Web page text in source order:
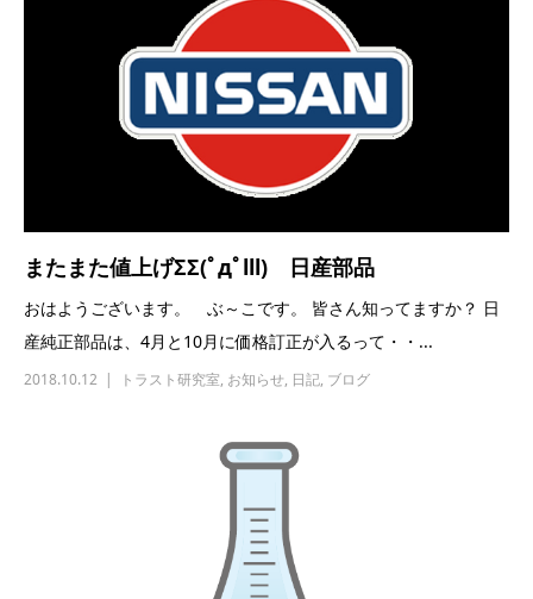
またまた値上げΣΣ(ﾟдﾟlll) 日産部品
おはようございます。 ぶ～こです。 皆さん知ってますか？ 日
産純正部品は、4月と10月に価格訂正が入るって・・...
2018.10.12 トラスト研究室, お知らせ, 日記, ブログ